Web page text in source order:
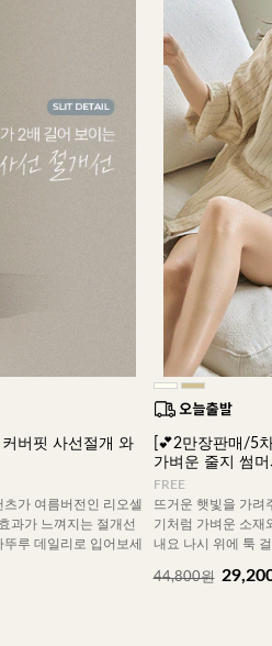
버핏 사선절개 와
가 여름버전인 리오셀
과가 느껴지는 절개선
루 데일리로 입어보세
[💕2만장판매/5
가벼운 줄지 썸
FREE
뜨거운 햇빛을 가려
기처럼 가벼운 소재
내요 나시 위에 툭
44,800원